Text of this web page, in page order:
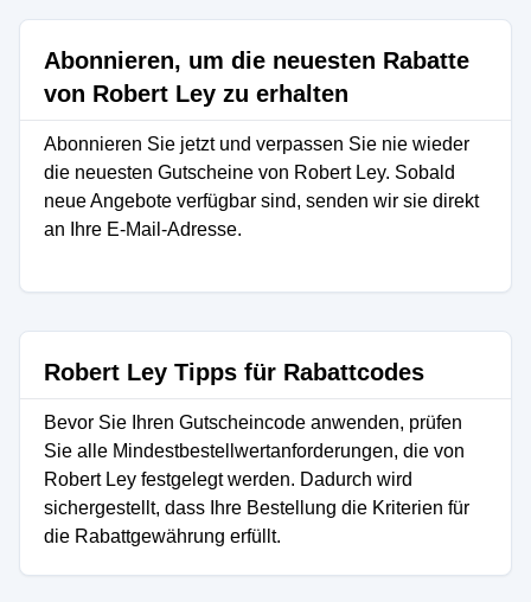
Abonnieren, um die neuesten Rabatte
von Robert Ley zu erhalten
Abonnieren Sie jetzt und verpassen Sie nie wieder
die neuesten Gutscheine von Robert Ley. Sobald
neue Angebote verfügbar sind, senden wir sie direkt
an Ihre E-Mail-Adresse.
Robert Ley Tipps für Rabattcodes
Bevor Sie Ihren Gutscheincode anwenden, prüfen
Sie alle Mindestbestellwertanforderungen, die von
Robert Ley festgelegt werden. Dadurch wird
sichergestellt, dass Ihre Bestellung die Kriterien für
die Rabattgewährung erfüllt.